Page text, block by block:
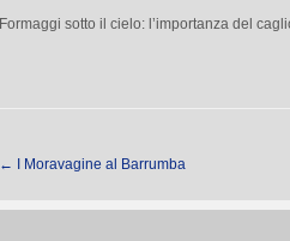
Formaggi sotto il cielo: l’importanza del
← I Moravagine al Barrumba